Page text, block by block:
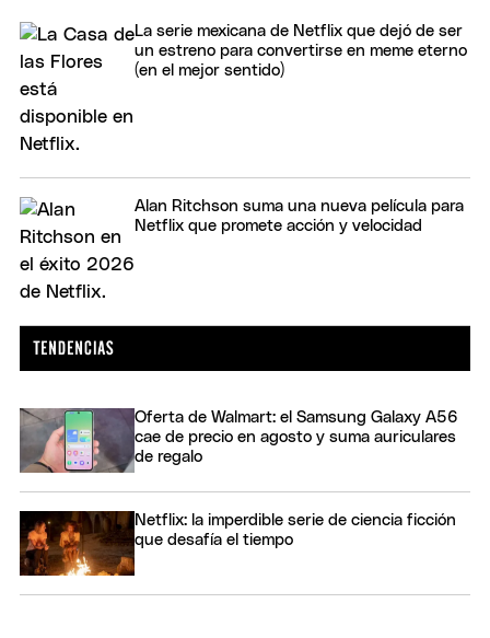
La serie mexicana de Netflix que dejó de ser
un estreno para convertirse en meme eterno
(en el mejor sentido)
Alan Ritchson suma una nueva película para
Netflix que promete acción y velocidad
Oferta de Walmart: el Samsung Galaxy A56
cae de precio en agosto y suma auriculares
de regalo
Netflix: la imperdible serie de ciencia ficción
que desafía el tiempo